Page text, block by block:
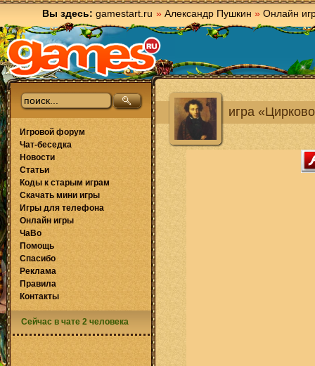
Вы здесь: gamestart.ru » Александр Пушкин » Онлайн
игра
Игровой форум
Чат-беседка
Новости
Статьи
Коды к старым играм
Скачать мини игры
Игры для телефона
Онлайн игры
ЧаВо
Помощь
Спасибо
Реклама
Правила
Контакты
Сейчас в чате 2 человека